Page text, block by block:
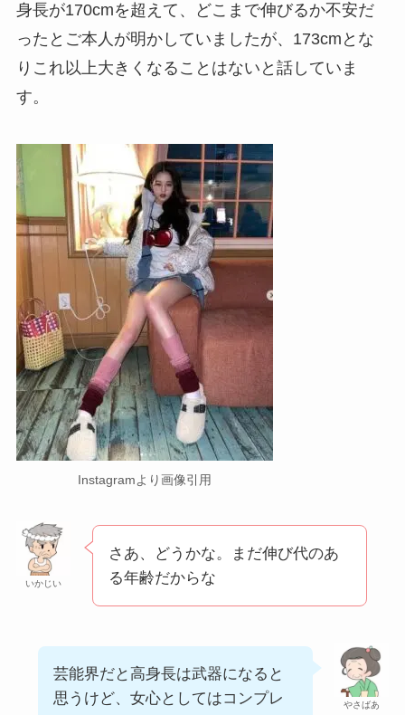
身長が170cmを超えて、どこまで伸びるか不安だ
ったとご本人が明かしていましたが、173cmとな
りこれ以上大きくなることはないと話していま
す。
Instagramより画像引用
いかじい
さあ、どうかな。まだ伸び代のあ
る年齢だからな
やさばあ
芸能界だと高身長は武器になると
思うけど、女心としてはコンプレ